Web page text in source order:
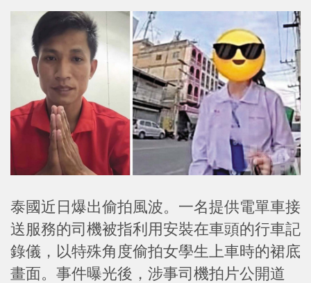
泰國近日爆出偷拍風波。一名提供電單車接
送服務的司機被指利用安裝在車頭的行車記
錄儀，以特殊角度偷拍女學生上車時的裙底
畫面。事件曝光後，涉事司機拍片公開道